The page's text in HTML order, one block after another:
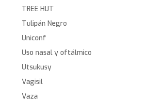
TREE HUT
Tulipán Negro
Uniconf
Uso nasal y oftálmico
Utsukusy
Vagisil
Vaza